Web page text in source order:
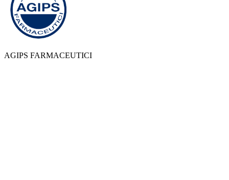
AGIPS FARMACEUTICI